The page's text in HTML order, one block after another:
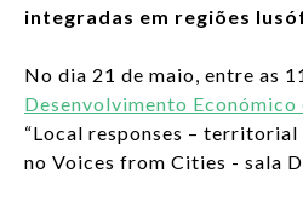
integradas em regiões
No dia 21 de maio, entre as
Desenvolvimento Económico
“Local responses –
no Voices from Cities - sala